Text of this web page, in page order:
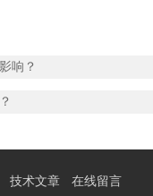
响？
技术文章 在线留言